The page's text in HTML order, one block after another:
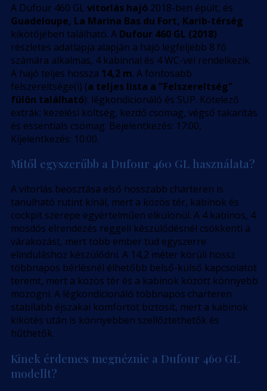
A Dufour 460 GL vitorlás hajó 2018-ben épült, és
Guadeloupe, La Marina Bas du Fort, Karib-térség
kikötőjében található. A Dufour 460 GL (2018)
részletes adatlapja alapján a hajó legfeljebb 8 fő
számára alkalmas, 4 kabinnal és 4 WC-vel rendelkezik.
A hajó teljes hossza 14,2 m. A fontosabb
felszereltsége(i) (a teljes lista a "Felszereltség"
fülön található): légkondicionáló és SUP. Kötelező
extrák: kezelési költség, kezdő csomag, végső takarítás
és essentials csomag. Bejelentkezés: 17:00,
Kijelentkezés: 10:00.
Mitől egyszerűbb a Dufour 460 GL használata?
A vitorlás beosztása első hosszabb charteren is
tanulható rutint kínál, mert a közös tér, kabinok és
cockpit szerepe egyértelműen elkülönül. A 4 kabinos, 4
mosdós elrendezés reggeli készülődésnél csökkenti a
várakozást, mert több ember tud egyszerre
elinduláshoz készülődni. A 14,2 méter körüli hossz
többnapos bérlésnél élhetőbb belső-külső kapcsolatot
teremt, mert a közös tér és a kabinok között könnyebb
mozogni. A légkondicionáló többnapos charteren
stabilabb éjszakai komfortot biztosít, mert a kabinok
kikötés után is könnyebben szellőztethetők és
hűthetők.
Kinek érdemes megnéznie a Dufour 460 GL
modellt?